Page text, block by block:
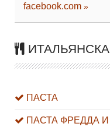
facebook.com
ПАСТА
ПАСТА ФРЕДДА